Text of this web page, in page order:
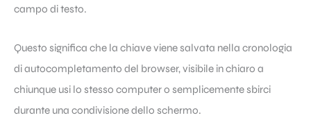
campo di testo.
Questo significa che la chiave viene salvata nella cronologia
di autocompletamento del browser, visibile in chiaro a
chiunque usi lo stesso computer o semplicemente sbirci
durante una condivisione dello schermo.